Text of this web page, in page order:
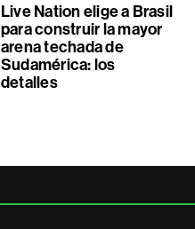
Live Nation elige a Brasil
para construir la mayor
arena techada de
Sudamérica: los
detalles